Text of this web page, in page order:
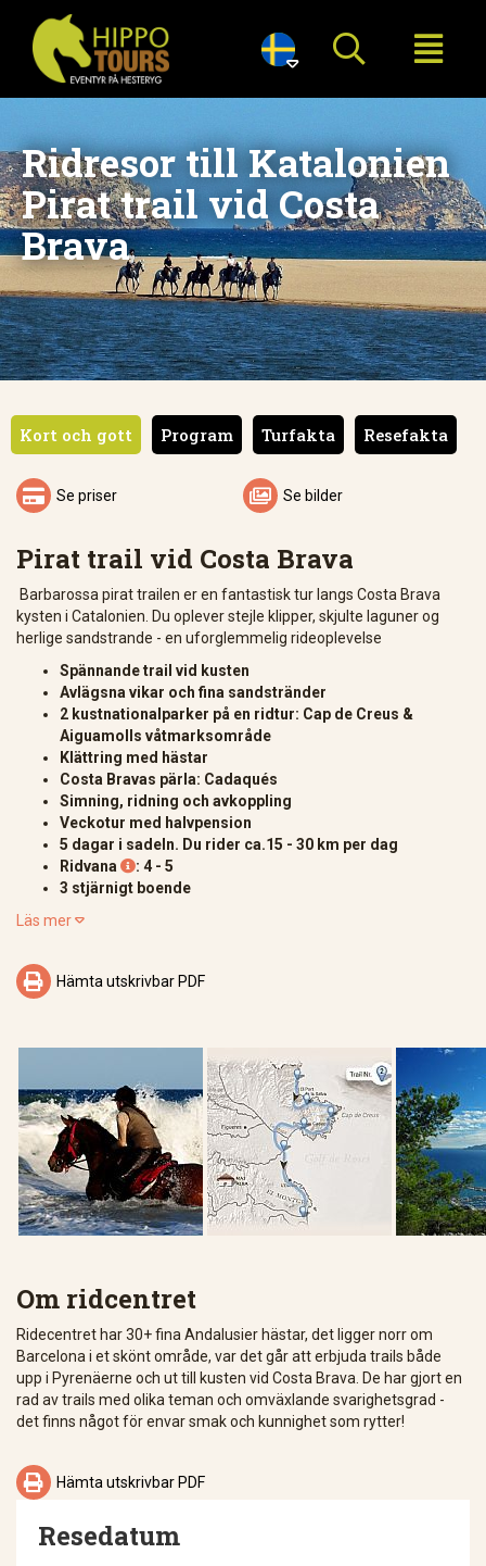

Ridresor till Katalonien
Pirat trail vid Costa
Brava
Kort och gott Program Turfakta Resefakta
 Se priser  Se bilder
Pirat trail vid Costa Brava
Barbarossa pirat trailen er en fantastisk tur langs Costa Brava
kysten i Catalonien. Du oplever stejle klipper, skjulte laguner og
herlige sandstrande - en uforglemmelig rideoplevelse
Spännande trail vid kusten
Avlägsna vikar och fina sandstränder
2 kustnationalparker på en ridtur: Cap de Creus &
Aiguamolls våtmarksområde
Klättring med hästar
Costa Bravas pärla: Cadaqués
Simning, ridning och avkoppling
Veckotur med halvpension
5 dagar i sadeln. Du rider ca.15 - 30 km per dag
Ridvana : 4 - 5
3 stjärnigt boende
Läs mer 
 Hämta utskrivbar PDF
Om ridcentret
Ridecentret har 30+ fina Andalusier hästar, det ligger norr om
Barcelona i et skönt område, var det går att erbjuda trails både
upp i Pyrenäerne och ut till kusten vid Costa Brava. De har gjort en
rad av trails med olika teman och omväxlande svarighetsgrad -
det finns något för envar smak och kunnighet som rytter!
 Hämta utskrivbar PDF
Resedatum